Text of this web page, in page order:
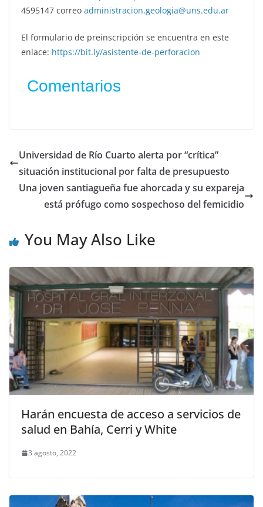
4595147 correo administracion.geologia@uns.edu.ar
El formulario de preinscripción se encuentra en este
enlace: https://bit.ly/asistente-de-perforacion
Comentarios
Universidad de Río Cuarto alerta por “crítica”
situación institucional por falta de presupuesto
Una joven santiagueña fue ahorcada y su expareja
está prófugo como sospechoso del femicidio
You May Also Like
Harán encuesta de acceso a servicios de
salud en Bahía, Cerri y White
3 agosto, 2022